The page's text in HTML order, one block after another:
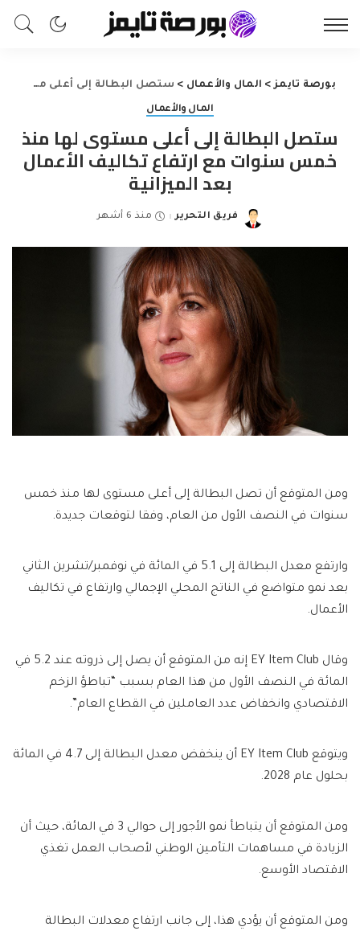
بورصة تايمز> المال والأعمال > ستصل البطالة إلى أعلى مستوى لها منذ خمس سنوات مع ارتفاع تكاليف الأعمال بعد الميزانية
المال والأعمال
ستصل البطالة إلى أعلى مستوى لها منذ
خمس سنوات مع ارتفاع تكاليف الأعمال
بعد الميزانية
Posted
فريق التحرير منذ 6 أشهر
ومن المتوقع أن تصل البطالة إلى أعلى مستوى لها منذ خمس
سنوات في النصف الأول من العام، وفقا لتوقعات جديدة.
وارتفع معدل البطالة إلى 5.1 في المائة في نوفمبر/تشرين الثاني
بعد نمو متواضع في الناتج المحلي الإجمالي وارتفاع في تكاليف
الأعمال.
وقال EY Item Club إنه من المتوقع أن يصل إلى ذروته عند 5.2 في
المائة في النصف الأول من هذا العام بسبب “تباطؤ الزخم
الاقتصادي وانخفاض عدد العاملين في القطاع العام”.
ويتوقع EY Item Club أن ينخفض ​​معدل البطالة إلى 4.7 في المائة
بحلول عام 2028.
ومن المتوقع أن يتباطأ نمو الأجور إلى حوالي 3 في المائة، حيث أن
الزيادة في مساهمات التأمين الوطني لأصحاب العمل تغذي
الاقتصاد الأوسع.
ومن المتوقع أن يؤدي هذا، إلى جانب ارتفاع معدلات البطالة